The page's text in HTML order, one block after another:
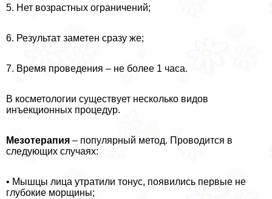
5. Нет возрастных ограничений;
6. Результат заметен сразу же;
7. Время проведения – не более 1 часа.
В косметологии существует несколько видов
инъекционных процедур.
Мезотерапия – популярный метод. Проводится в
следующих случаях:
• Мышцы лица утратили тонус, появились первые не
глубокие морщины;